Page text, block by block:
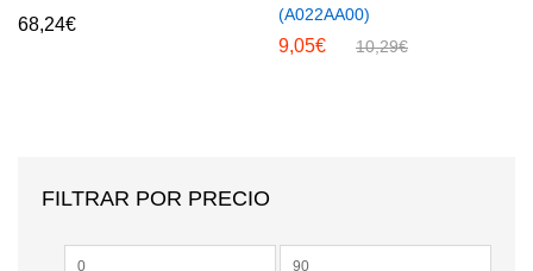
68,24€
(A022AA00)
9,05€ 10,29€
FILTRAR POR PRECIO
Precio Precio